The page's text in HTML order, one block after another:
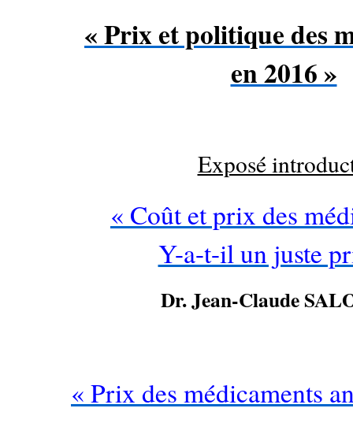
« Prix et politique des
en 2016 »
Exposé
« Coût et prix des
Y-a-t-il un juste
Dr.Jean-Claude
« Prix des médicaments